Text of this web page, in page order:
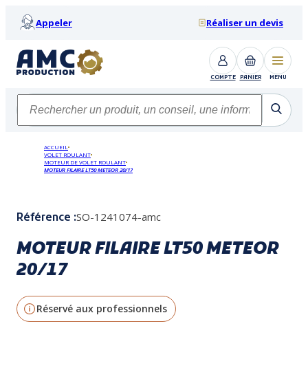
Appeler Réaliser un devis
COMPTE PANIER MENU
ACCUEIL
VOLET ROULANT
MOTEUR DE VOLET ROULANT
MOTEUR FILAIRE LT50 METEOR 20/17
Référence :SO-1241074-amc
MOTEUR FILAIRE LT50 METEOR
20/17
Réservé aux professionnels